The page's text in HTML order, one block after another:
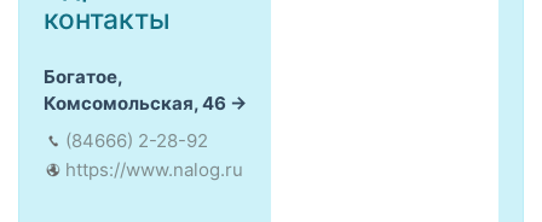
контакты
Богатое,
Комсомольская, 46
(84666) 2-28-92
https://www.nalog.ru